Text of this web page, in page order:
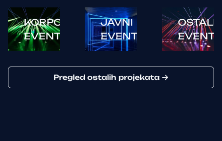
KORPORATIVNI
EVENTI
JAVNI
EVENTI
OSTALI
EVENTI
Pregled ostalih projekata